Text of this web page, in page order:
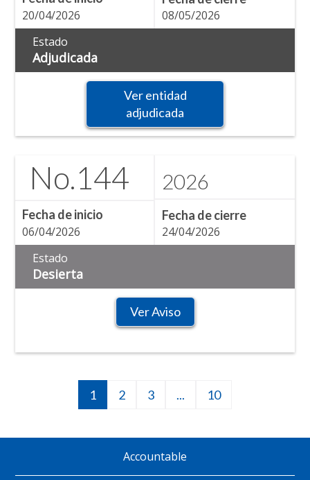
20/04/2026
08/05/2026
Estado
Adjudicada
Ver entidad
adjudicada
No.144 2026
Fecha de inicio
06/04/2026
Fecha de cierre
24/04/2026
Estado
Desierta
Ver Aviso
Current
page
1 Página
2 Página
3
Next
... 10
10
Accountable